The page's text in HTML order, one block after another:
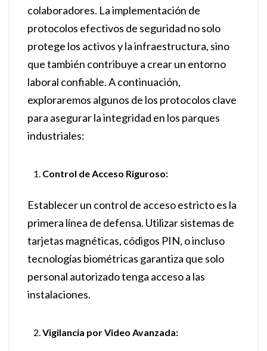
colaboradores. La implementación de
protocolos efectivos de seguridad no solo
protege los activos y la infraestructura, sino
que también contribuye a crear un entorno
laboral confiable. A continuación,
exploraremos algunos de los protocolos clave
para asegurar la integridad en los parques
industriales:
Control de Acceso Riguroso:
Establecer un control de acceso estricto es la
primera línea de defensa. Utilizar sistemas de
tarjetas magnéticas, códigos PIN, o incluso
tecnologías biométricas garantiza que solo
personal autorizado tenga acceso a las
instalaciones.
Vigilancia por Video Avanzada: